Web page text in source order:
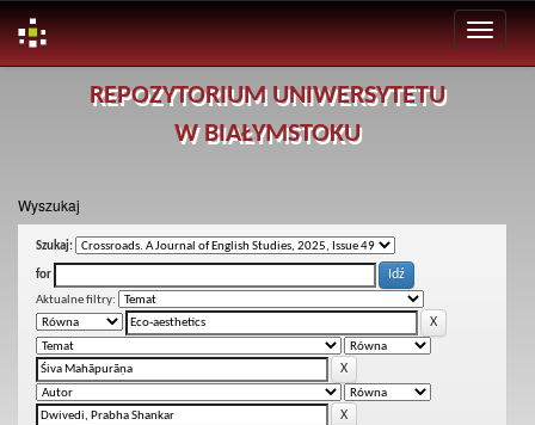
REPOZYTORIUM UNIWERSYTETU
W BIAŁYMSTOKU
Wyszukaj
Szukaj:
for
Aktualne filtry: